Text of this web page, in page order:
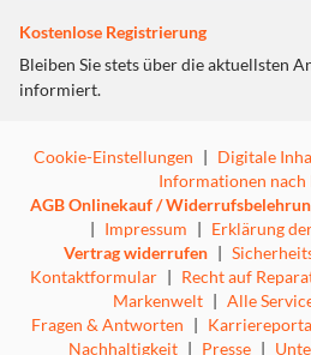
Kostenlose Registrierung
Bleiben Sie stets über die aktuellsten
informiert.
Cookie-Einstellungen | Digitale
Informationen nach
AGB Onlinekauf /
| Impressum | Erklärung
Vertrag widerrufen |
Kontaktformular | Recht auf
Markenwelt | Alle
Fragen & Antworten |
Nachhaltigkeit | Presse |